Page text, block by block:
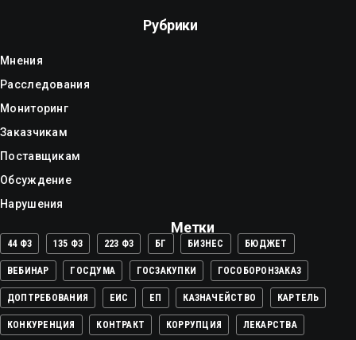
Рубрики
Мнения
Расследования
Мониторинг
Заказчикам
Поставщикам
Обсуждение
Нарушения
Метки
44 ФЗ 135 ФЗ 223 ФЗ БГ БИЗНЕС БЮДЖЕТ
ВЕБИНАР ГОСДУМА ГОСЗАКУПКИ ГОСОБОРОНЗАКАЗ
ДОПТРЕБОВАНИЯ ЕИС ЕП КАЗНАЧЕЙСТВО КАРТЕЛЬ
КОНКУРЕНЦИЯ КОНТРАКТ КОРРУПЦИЯ ЛЕКАРСТВА